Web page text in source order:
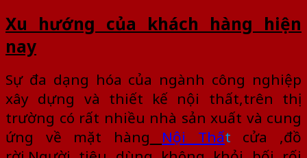
Xu hướng của khách hàng hiện
nay
Sự đa dạng hóa của ngành công nghiệp
xây dựng và thiết kế nội thất,trên thị
trường có rất nhiều nhà sản xuất và cung
ứng về mặt hàng
Nội Thất cửa ,đồ